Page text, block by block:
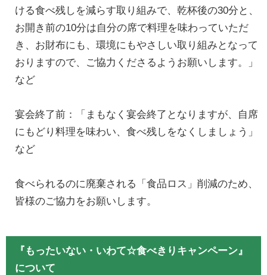
ける食べ残しを減らす取り組みで、乾杯後の30分と、
お開き前の10分は自分の席で料理を味わっていただ
き、お財布にも、環境にもやさしい取り組みとなって
おりますので、ご協力くださるようお願いします。」
など
宴会終了前：「まもなく宴会終了となりますが、自席
にもどり料理を味わい、食べ残しをなくしましょう」
など
食べられるのに廃棄される「食品ロス」削減のため、
皆様のご協力をお願いします。
『もったいない・いわて☆食べきりキャンペーン』
について